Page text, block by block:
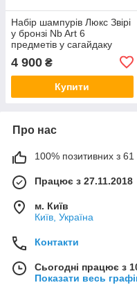
Набір шампурів Люкс Звірі
у бронзі Nb Art 6
предметів у сагайдаку
4 900 ₴
Купити
Про нас
100% позитивних з 61
Працює з 27.11.2018
м. Київ
Київ, Україна
Контакти
Сьогодні працює з
Показати весь